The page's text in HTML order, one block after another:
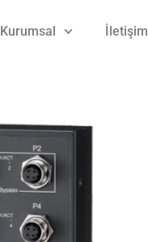
Kurumsal İletişim